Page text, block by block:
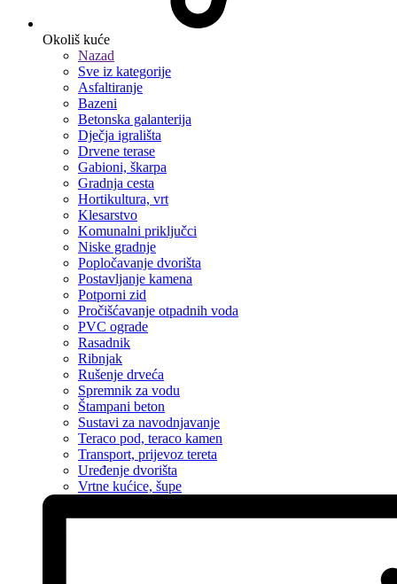
Okoliš kuće
Nazad
Sve iz kategorije
Asfaltiranje
Bazeni
Betonska galanterija
Dječja igrališta
Drvene terase
Gabioni, škarpa
Gradnja cesta
Hortikultura, vrt
Klesarstvo
Komunalni priključci
Niske gradnje
Popločavanje dvorišta
Postavljanje kamena
Potporni zid
Pročišćavanje otpadnih voda
PVC ograde
Rasadnik
Ribnjak
Rušenje drveća
Spremnik za vodu
Štampani beton
Sustavi za navodnjavanje
Teraco pod, teraco kamen
Transport, prijevoz tereta
Uređenje dvorišta
Vrtne kućice, šupe